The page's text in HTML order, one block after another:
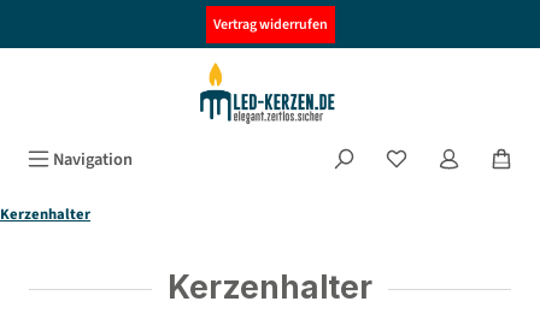
Vertrag widerrufen
Navigation
Kerzenhalter
Kerzenhalter